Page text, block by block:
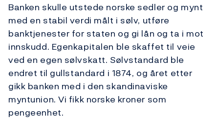
Banken skulle utstede norske sedler og mynt
med en stabil verdi målt i sølv, utføre
banktjenester for staten og gi lån og ta i mot
innskudd. Egenkapitalen ble skaffet til veie
ved en egen sølvskatt. Sølvstandard ble
endret til gullstandard i 1874, og året etter
gikk banken med i den skandinaviske
myntunion. Vi fikk norske kroner som
pengeenhet.